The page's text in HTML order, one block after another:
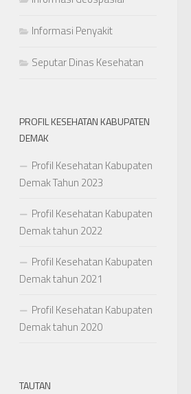
Informasi Penyakit
Seputar Dinas Kesehatan
PROFIL KESEHATAN KABUPATEN
DEMAK
Profil Kesehatan Kabupaten
Demak Tahun 2023
Profil Kesehatan Kabupaten
Demak tahun 2022
Profil Kesehatan Kabupaten
Demak tahun 2021
Profil Kesehatan Kabupaten
Demak tahun 2020
TAUTAN